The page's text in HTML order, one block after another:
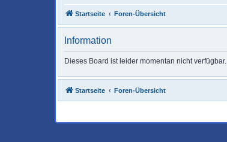
Startseite Foren-Übersicht
Information
Dieses Board ist leider momentan nicht verfügbar.
Startseite Foren-Übersicht